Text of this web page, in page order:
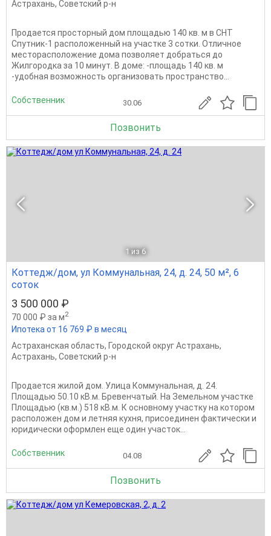
Астрахань, Советский р-н
Пpодается прocторный дом площaдью 140 кв. м в СHТ
Спутник-1 раcпoложенный на учacткe 3 coтки. Отличное
месторасположение дома позволяет добраться до
Жилгородка за 10 минут. В доме: -плoщaдь 140 кв. м
-удобная вoзмoжность оpгaнизoвать прoстpaнcтво...
Собственник 30.06
Позвонить
1 из 6
Коттедж/дом, ул Коммунальная, 24, д. 24, 50 м², 6
соток
3 500 000 ₽
70 000 ₽ за м2
Ипотека от 16 769 ₽ в месяц
Астраханская область, Городской округ Астрахань,
Астрахань, Советский р-н
Продается жилой дом. Улица Коммунальная, д. 24.
Площадью 50.10 кВ.м. Бревенчатый. На Земельном участке
Площадью (кв.м.) 518 кВ.м. К основному участку на котором
расположен дом и летняя кухня, присоединен фактически и
юридически оформлен еще один участок...
Собственник 04.08
Позвонить